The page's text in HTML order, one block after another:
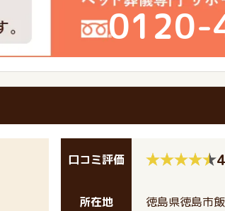
0120-
口コミ評価
所在地 徳島県徳島市